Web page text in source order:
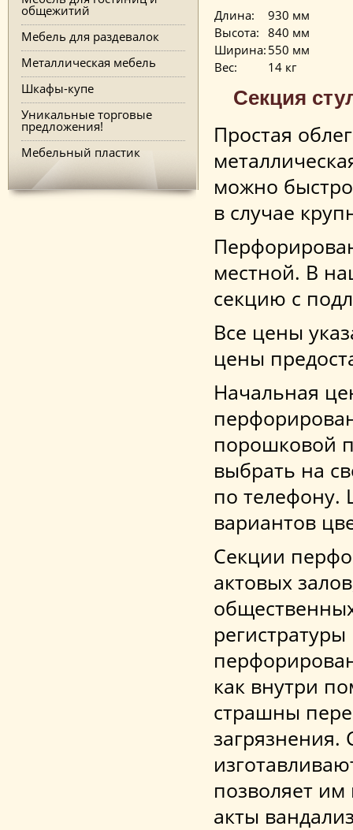
общежитий
Мебель для раздевалок
Металлическая мебель
Шкафы-купе
Уникальные торговые
предложения!
Мебельный пластик
Длина:
930 мм
Высота: 840 мм
Ширина: 550 мм
Вес:
14 кг
Секция
Простая
можно
в случае
местной. В
секцию c
Все цены
цены
Начальная
порошковой
выбрать на
по телефону.
вариантов
Секции
актовых
как внутри
страшны
загрязнения.
позволяет
акты